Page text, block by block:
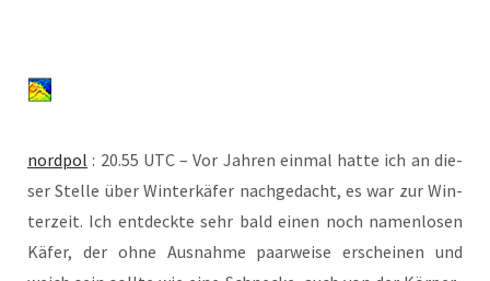
nord­pol : 20.55 UTC – Vor Jah­ren ein­mal hat­te ich an die­
ser Stel­le über Win­ter­kä­fer nach­ge­dacht, es war zur Win­
ter­zeit. Ich ent­deck­te sehr bald einen noch namen­lo­sen
Käfer, der ohne Aus­nah­me paar­wei­se erschei­nen und